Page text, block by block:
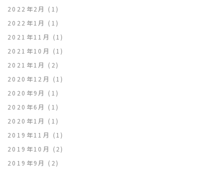
2022年2月
(1)
2022年1月
(1)
2021年11月
(1)
2021年10月
(1)
2021年1月
(2)
2020年12月
(1)
2020年9月
(1)
2020年6月
(1)
2020年1月
(1)
2019年11月
(1)
2019年10月
(2)
2019年9月
(2)